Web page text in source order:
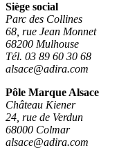
Siège social
Parc des Collines
68, rue Jean Monnet
68200 Mulhouse
Tél. 03 89 60 30 68
alsace@adira.com
Pôle Marque Alsace
Château Kiener
24, rue de Verdun
68000 Colmar
alsace@adira.com